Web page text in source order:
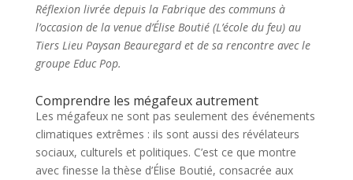
Réflexion livrée depuis la Fabrique des communs à
l’occasion de la venue d’Élise Boutié (L’école du feu) au
Tiers Lieu Paysan Beauregard et de sa rencontre avec le
groupe Educ Pop.
Comprendre les mégafeux autrement
Les mégafeux ne sont pas seulement des événements
climatiques extrêmes : ils sont aussi des révélateurs
sociaux, culturels et politiques. C’est ce que montre
avec finesse la thèse d’Élise Boutié, consacrée aux